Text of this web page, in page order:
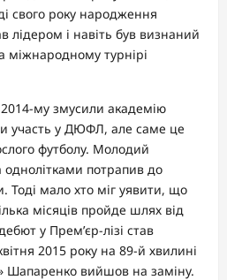
свого року народження
і навіть був визнаний
турнірі
2014-му змусили академію
участь у ДЮФЛ, але саме це
футболу. Молодий
однолітками потрапив до
Тоді мало хто міг уявити, що
місяців пройде шлях від
у Прем’єр-лізі став
2015 року на 89-й хвилині
Шапаренко вийшов на заміну.